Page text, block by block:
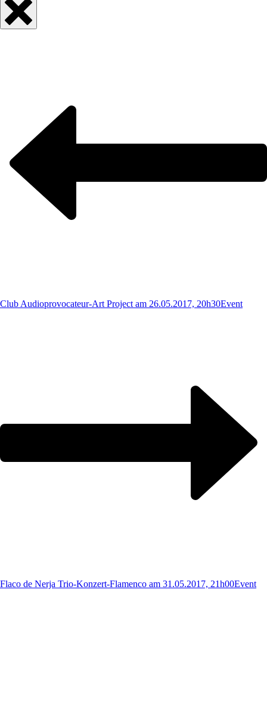
Club Audioprovocateur-Art Project am 26.05.2017, 20h30Event
Flaco de Nerja Trio-Konzert-Flamenco am 31.05.2017, 21h00Event